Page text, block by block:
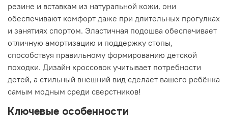
резине и вставкам из натуральной кожи, они
обеспечивают комфорт даже при длительных прогулках
и занятиях спортом. Эластичная подошва обеспечивает
отличную амортизацию и поддержку стопы,
способствуя правильному формированию детской
походки. Дизайн кроссовок учитывает потребности
детей, а стильный внешний вид сделает вашего ребёнка
самым модным среди сверстников!
Ключевые особенности